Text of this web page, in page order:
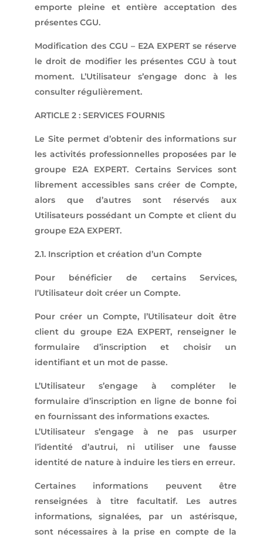
emporte pleine et entière acceptation des
présentes CGU.
Modification des CGU – E2A EXPERT se réserve
le droit de modifier les présentes CGU à tout
moment. L’Utilisateur s’engage donc à les
consulter régulièrement.
ARTICLE 2 : SERVICES FOURNIS
Le Site permet d’obtenir des informations sur
les activités professionnelles proposées par le
groupe E2A EXPERT. Certains Services sont
librement accessibles sans créer de Compte,
alors que d’autres sont réservés aux
Utilisateurs possédant un Compte et client du
groupe E2A EXPERT.
2.1. Inscription et création d’un Compte
Pour bénéficier de certains Services,
l’Utilisateur doit créer un Compte.
Pour créer un Compte, l’Utilisateur doit être
client du groupe E2A EXPERT, renseigner le
formulaire d’inscription et choisir un
identifiant et un mot de passe.
L’Utilisateur s’engage à compléter le
formulaire d’inscription en ligne de bonne foi
en fournissant des informations exactes.
L’Utilisateur s’engage à ne pas usurper
l’identité d’autrui, ni utiliser une fausse
identité de nature à induire les tiers en erreur.
Certaines informations peuvent être
renseignées à titre facultatif. Les autres
informations, signalées, par un astérisque,
sont nécessaires à la prise en compte de la